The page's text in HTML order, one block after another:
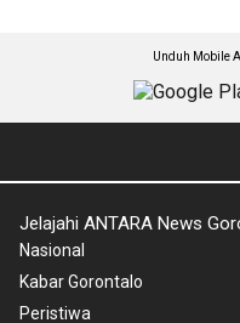
Unduh Mobile
Jelajahi ANTARA News
Nasional
Kabar Gorontalo
Peristiwa